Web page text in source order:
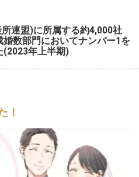
所連盟)に所属する約4,000社
数部門においてナンバー1を
(2023年上半期)
！